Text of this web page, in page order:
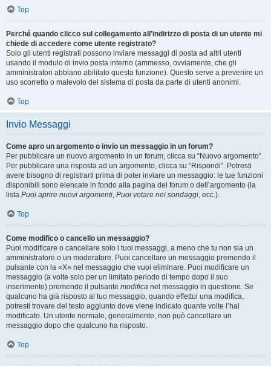
Top
Perché quando clicco sul collegamento all’indirizzo di posta di un utente mi
chiede di accedere come utente registrato?
Solo gli utenti registrati possono inviare messaggi di posta ad altri utenti
usando il modulo di invio posta interno (ammesso, ovviamente, che gli
amministratori abbiano abilitato questa funzione). Questo serve a prevenire un
uso scorretto o malevolo del sistema di posta da parte di utenti anonimi.
Top
Invio Messaggi
Come apro un argomento o invio un messaggio in un forum?
Per pubblicare un nuovo argomento in un forum, clicca su “Nuovo argomento”.
Per pubblicare una risposta ad un argomento, clicca su “Rispondi”. Potresti
avere bisogno di registrarti prima di poter inviare un messaggio: le tue funzioni
disponibili sono elencate in fondo alla pagina del forum o dell’argomento (la
lista Puoi aprire nuovi argomenti, Puoi votare nei sondaggi, ecc.).
Top
Come modifico o cancello un messaggio?
Puoi modificare o cancellare solo i tuoi messaggi, a meno che tu non sia un
amministratore o un moderatore. Puoi cancellare un messaggio premendo il
pulsante con la «X» nel messaggio che vuoi eliminare. Puoi modificare un
messaggio (a volte solo per un limitato periodo di tempo dopo il suo
inserimento) premendo il pulsante modifica nel messaggio in questione. Se
qualcuno ha già risposto al tuo messaggio, quando effettui una modifica,
potresti trovare del testo aggiunto dove viene indicato quante volte l’hai
modificato. Un utente normale, generalmente, non può cancellare un
messaggio dopo che qualcuno ha risposto.
Top